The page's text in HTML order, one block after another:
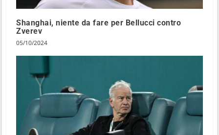
Shanghai, niente da fare per Bellucci contro
Zverev
05/10/2024